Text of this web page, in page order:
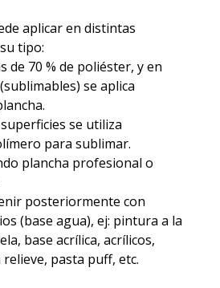
aplicar en distintas
tipo:
de 70 % de poliéster, y en
se aplica
se utiliza
para sublimar.
plancha profesional o
posteriormente con
(base agua), ej: pintura a la
base acrílica, acrílicos,
pasta puff, etc.